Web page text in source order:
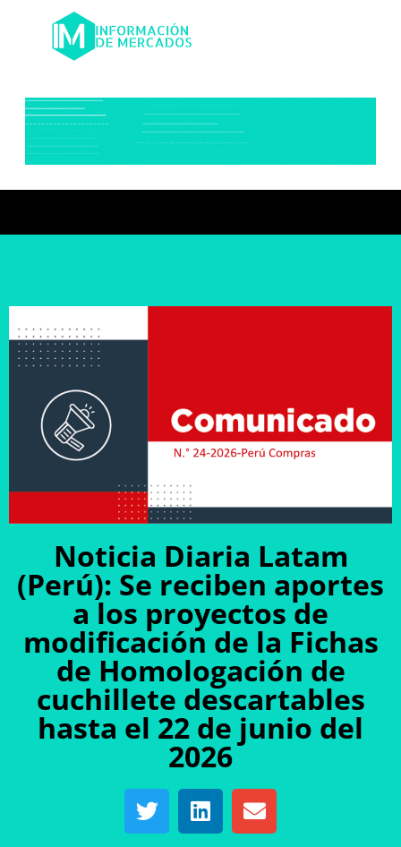
Noticia Diaria Latam
(Perú): Se reciben aportes
a los proyectos de
modificación de la Fichas
de Homologación de
cuchillete descartables
hasta el 22 de junio del
2026